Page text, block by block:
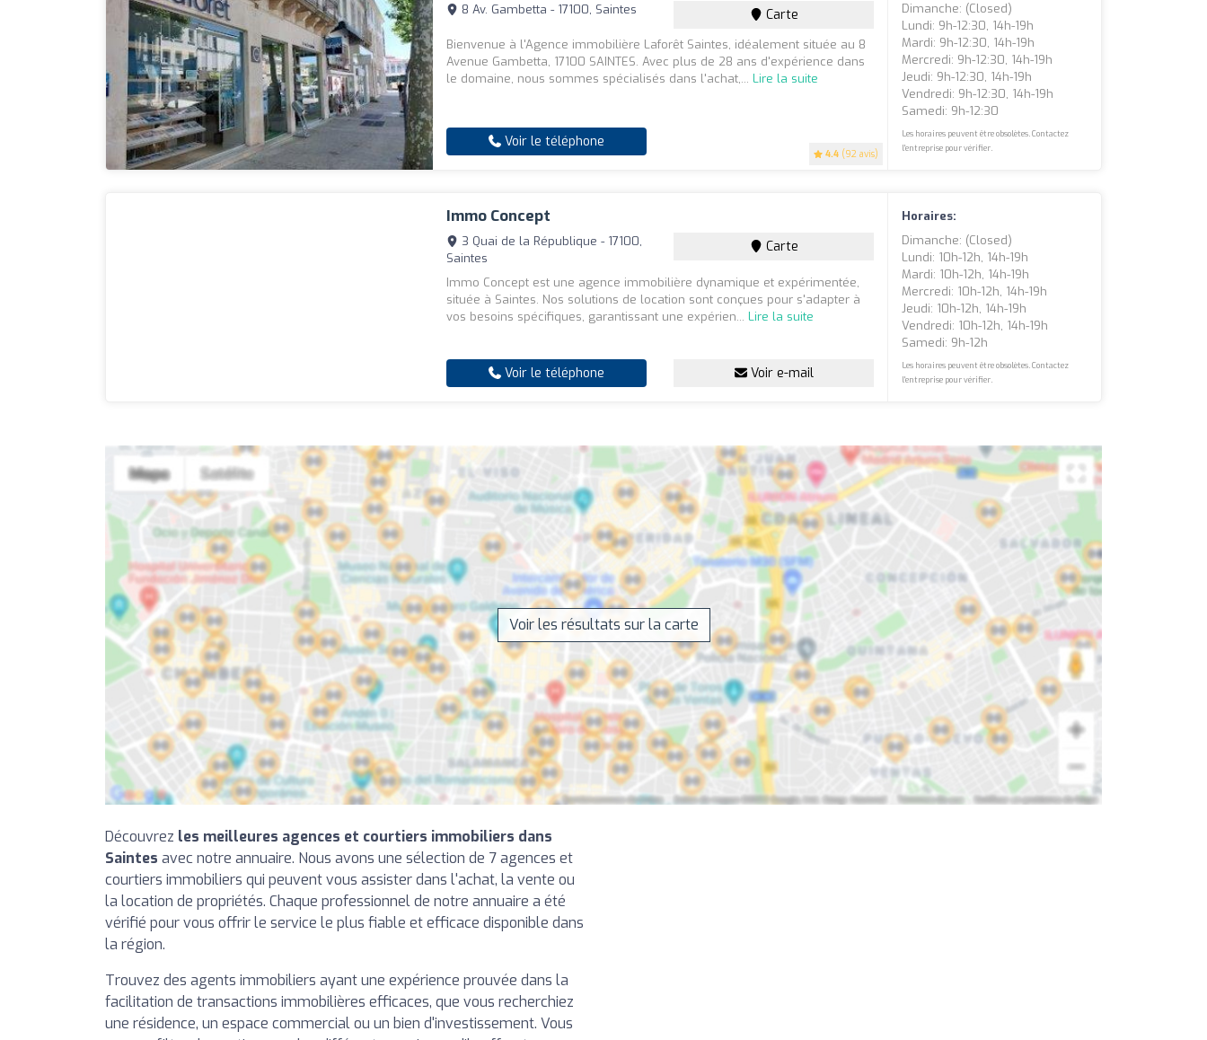
4.4 (92 avis)
8 Av. Gambetta - 17100, Saintes Carte
Bienvenue à l'Agence immobilière Laforêt Saintes, idéalement située au 8
Avenue Gambetta, 17100 SAINTES. Avec plus de 28 ans d'expérience dans
le domaine, nous sommes spécialisés dans l'achat,...Lire la suite
Voir le téléphone
Dimanche: (closed)
Lundi: 9h-12:30, 14h-19h
Mardi: 9h-12:30, 14h-19h
Mercredi: 9h-12:30, 14h-19h
Jeudi: 9h-12:30, 14h-19h
Vendredi: 9h-12:30, 14h-19h
Samedi: 9h-12:30
Les horaires peuvent être obsolètes. Contactez
l'entreprise pour vérifier.
Immo Concept
3 Quai de la République - 17100,
Saintes
Carte
Immo Concept est une agence immobilière dynamique et expérimentée,
située à Saintes. Nos solutions de location sont conçues pour s'adapter à
vos besoins spécifiques, garantissant une expérien...Lire la suite
Voir le téléphone Voir e-mail
Horaires:
Dimanche: (closed)
Lundi: 10h-12h, 14h-19h
Mardi: 10h-12h, 14h-19h
Mercredi: 10h-12h, 14h-19h
Jeudi: 10h-12h, 14h-19h
Vendredi: 10h-12h, 14h-19h
Samedi: 9h-12h
Les horaires peuvent être obsolètes. Contactez
l'entreprise pour vérifier.
Voir les résultats sur la carte
Découvrez les meilleures agences et courtiers immobiliers dans
Saintes avec notre annuaire. Nous avons une sélection de 7 agences et
courtiers immobiliers qui peuvent vous assister dans l'achat, la vente ou
la location de propriétés. Chaque professionnel de notre annuaire a été
vérifié pour vous offrir le service le plus fiable et efficace disponible dans
la région.
Trouvez des agents immobiliers ayant une expérience prouvée dans la
facilitation de transactions immobilières efficaces, que vous recherchiez
une résidence, un espace commercial ou un bien d'investissement. Vous